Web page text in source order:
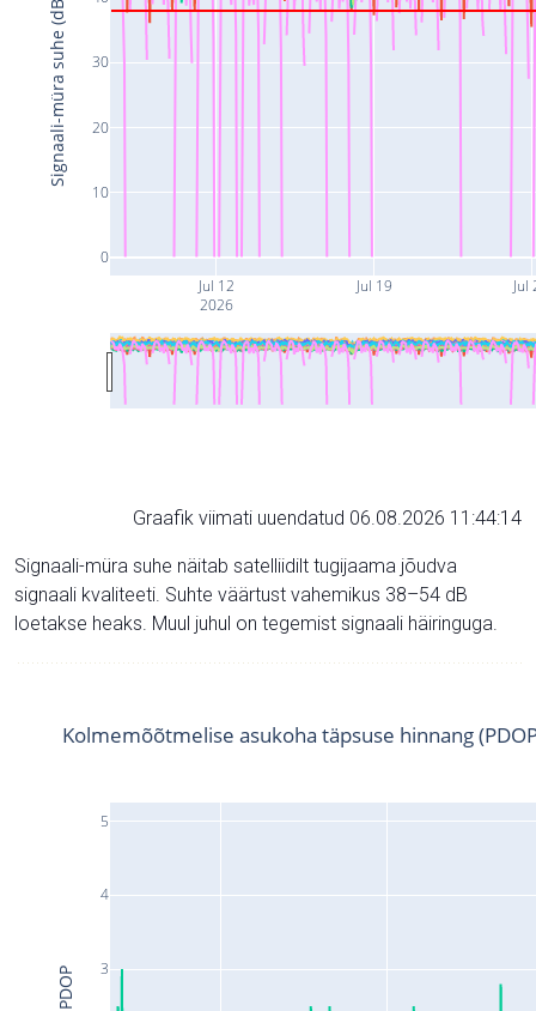
Jul 12
2026
Jul 19 Jul
0
10
20
30
Signaali-müra suhe (dB)
Graafik viimati uuendatud 06.08.2026 11:44:14
Signaali-müra suhe näitab satelliidilt tugijaama jõudva
signaali kvaliteeti. Suhte väärtust vahemikus 38–54 dB
loetakse heaks. Muul juhul on tegemist signaali häiringuga.
3
4
5
Kolmemõõtmelise asukoha täpsuse hinnang
PDOP